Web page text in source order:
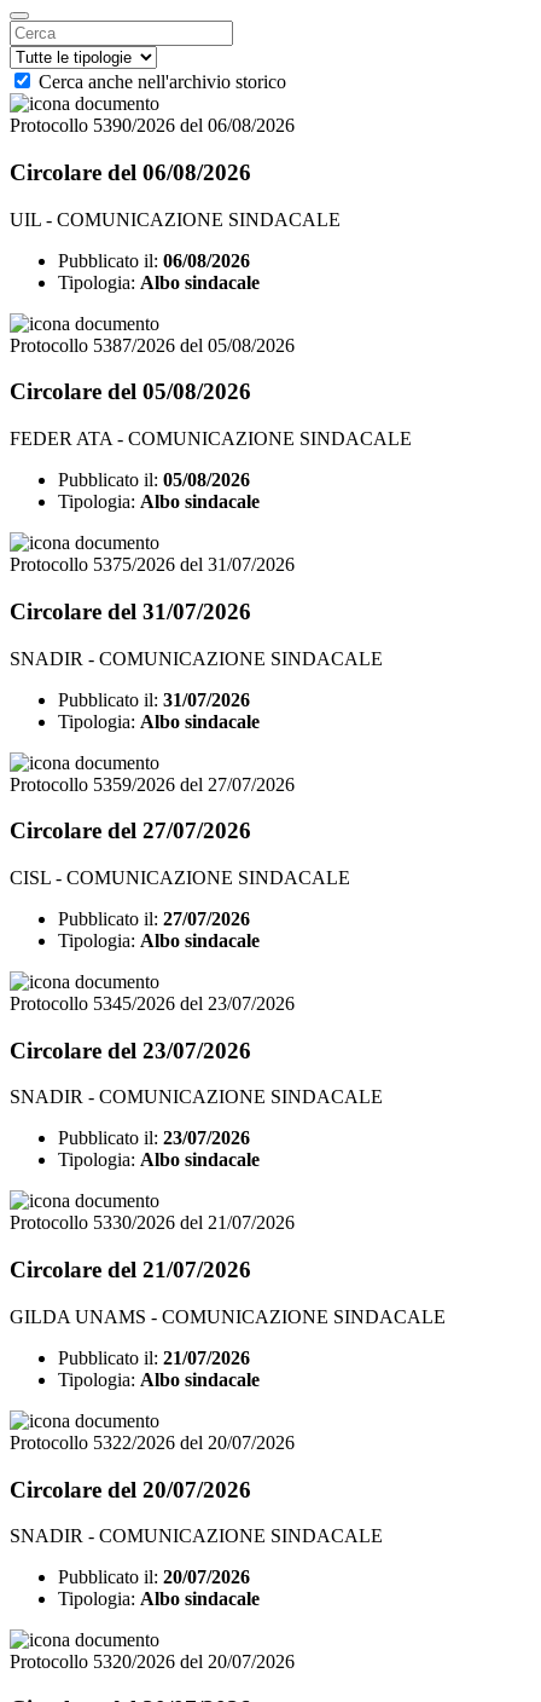
Cerca anche nell'archivio storico
Protocollo 5390/2026 del 06/08/2026
Circolare del 06/08/2026
UIL - COMUNICAZIONE SINDACALE
Pubblicato il: 06/08/2026
Tipologia: Albo sindacale
Protocollo 5387/2026 del 05/08/2026
Circolare del 05/08/2026
FEDER ATA - COMUNICAZIONE SINDACALE
Pubblicato il: 05/08/2026
Tipologia: Albo sindacale
Protocollo 5375/2026 del 31/07/2026
Circolare del 31/07/2026
SNADIR - COMUNICAZIONE SINDACALE
Pubblicato il: 31/07/2026
Tipologia: Albo sindacale
Protocollo 5359/2026 del 27/07/2026
Circolare del 27/07/2026
CISL - COMUNICAZIONE SINDACALE
Pubblicato il: 27/07/2026
Tipologia: Albo sindacale
Protocollo 5345/2026 del 23/07/2026
Circolare del 23/07/2026
SNADIR - COMUNICAZIONE SINDACALE
Pubblicato il: 23/07/2026
Tipologia: Albo sindacale
Protocollo 5330/2026 del 21/07/2026
Circolare del 21/07/2026
GILDA UNAMS - COMUNICAZIONE SINDACALE
Pubblicato il: 21/07/2026
Tipologia: Albo sindacale
Protocollo 5322/2026 del 20/07/2026
Circolare del 20/07/2026
SNADIR - COMUNICAZIONE SINDACALE
Pubblicato il: 20/07/2026
Tipologia: Albo sindacale
Protocollo 5320/2026 del 20/07/2026